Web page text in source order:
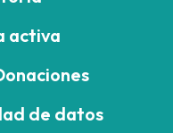
activa
de datos